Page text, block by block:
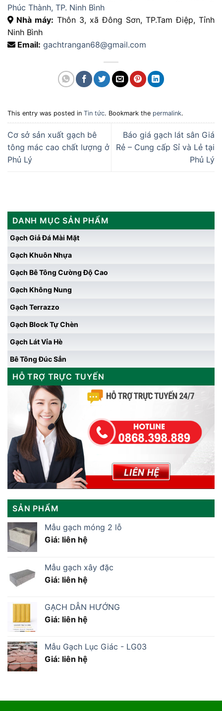
Phúc Thành, TP. Ninh Bình
Nhà máy: Thôn 3, xã Đông Sơn, TP.Tam Điệp, Tỉnh
Ninh Bình
Email: gachtrangan68@gmail.com
This entry was posted in Tin tức. Bookmark the permalink.
Cơ sở sản xuất gạch bê
tông mác cao chất lượng ở
Phủ Lý
Báo giá gạch lát sân Giá
Rẻ – Cung cấp Sỉ và Lẻ tại
Phủ Lý
DANH MỤC SẢN PHẨM
Gạch Giả Đá Mài Mặt
Gạch Khuôn Nhựa
Gạch Bê Tông Cường Độ Cao
Gạch Không Nung
Gạch Terrazzo
Gạch Block Tự Chèn
Gạch Lát Vỉa Hè
Bê Tông Đúc Sẳn
HỖ TRỢ TRỰC TUYẾN
SẢN PHẨM
Mẫu gạch móng 2 lỗ
Giá: liên hệ
Mẫu gạch xây đặc
Giá: liên hệ
GẠCH DẪN HƯỚNG
Giá: liên hệ
Mẫu Gạch Lục Giác - LG03
Giá: liên hệ